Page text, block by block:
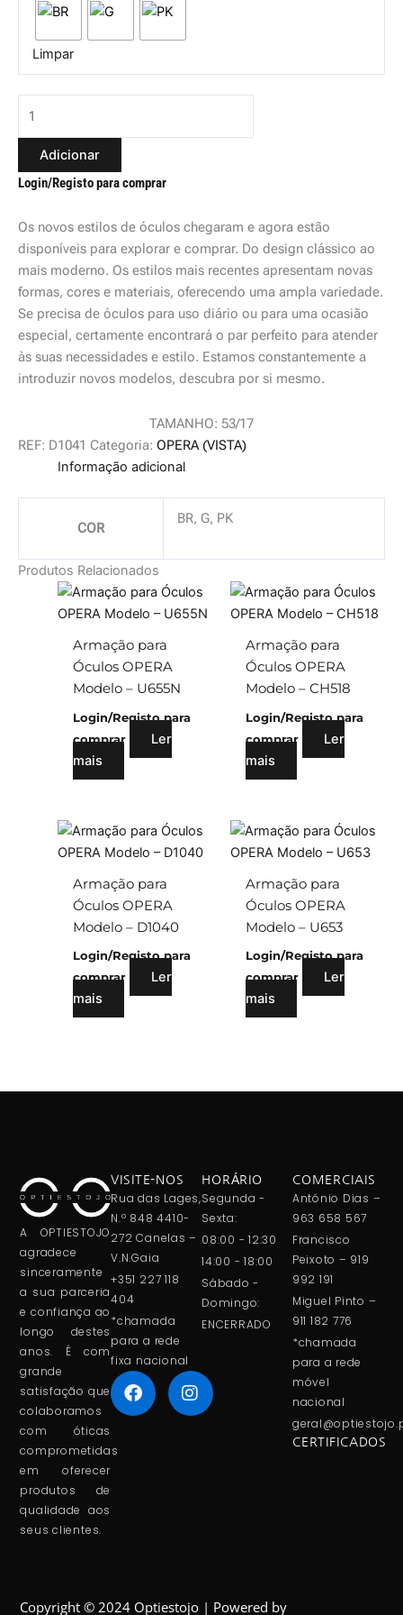
Limpar
Adicionar
Login/Registo para comprar
Os novos estilos de óculos chegaram e agora estão
disponíveis para explorar e comprar. Do design clássico ao
mais moderno. Os estilos mais recentes apresentam novas
formas, cores e materiais, oferecendo uma ampla variedade.
Se precisa de óculos para uso diário ou para uma ocasião
especial, certamente encontrará o par perfeito para atender
às suas necessidades e estilo. Estamos constantemente a
introduzir novos modelos, descubra por si mesmo.
TAMANHO: 53/17
REF: D1041 Categoria: OPERA (VISTA)
Informação adicional
COR
BR, G, PK
Produtos Relacionados
Armação para
Óculos OPERA
Modelo – U655N
Login/Registo para
comprar
Ler
mais
Armação para
Óculos OPERA
Modelo – CH518
Login/Registo para
comprar
Ler
mais
Armação para
Óculos OPERA
Modelo – D1040
Login/Registo para
comprar
Ler
mais
Armação para
Óculos OPERA
Modelo – U653
Login/Registo para
comprar
Ler
mais
A OPTIESTOJO
agradece
sinceramente
a sua parceria
e confiança ao
longo destes
anos. É com
grande
satisfação que
colaboramos
com óticas
comprometidas
em oferecer
produtos de
qualidade aos
seus clientes.
VISITE-NOS
Rua das Lages,
N.º 848 4410-
272 Canelas –
V.N.Gaia
+351 227 118
404
*chamada
para a rede
fixa nacional
HORÁRIO
Segunda -
Sexta:
08:00 - 12:30
14:00 - 18:00
Sábado -
Domingo:
ENCERRADO
COMERCIAIS
António Dias –
963 658 567
Francisco
Peixoto – 919
992 191
Miguel Pinto –
911 182 776
*chamada
para a rede
móvel
nacional
CERTIFICADOS
Copyright © 2024 Optiestojo | Powered by